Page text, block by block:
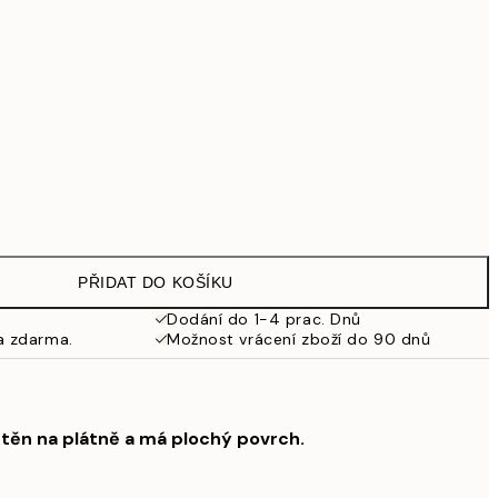
PŘIDAT DO KOŠÍKU
Dodání do 1-4 prac. Dnů
zdarma.
Možnost vrácení zboží do 90 dnů
na plátně a má plochý povrch.